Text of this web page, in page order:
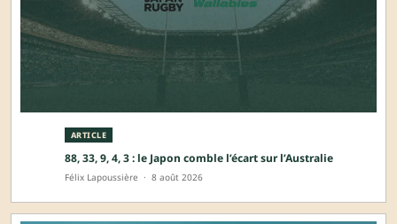
ARTICLE
88, 33, 9, 4, 3 : le Japon comble l’écart sur l’Australie
Félix Lapoussière · 8 août 2026